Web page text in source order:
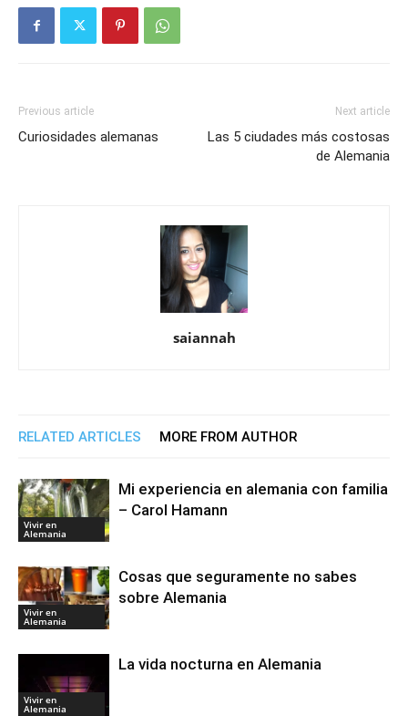
Previous article
Curiosidades alemanas
Next article
Las 5 ciudades más costosas
de Alemania
saiannah
RELATED ARTICLES MORE FROM AUTHOR
Vivir en
Alemania
Mi experiencia en alemania con familia
– Carol Hamann
Vivir en
Alemania
Cosas que seguramente no sabes
sobre Alemania
Vivir en
Alemania
La vida nocturna en Alemania